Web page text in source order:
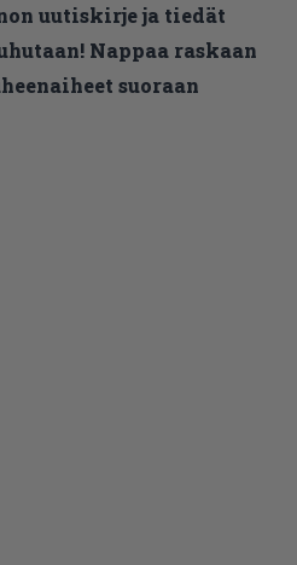
uutiskirje ja tiedät
Nappaa raskaan
suoraan